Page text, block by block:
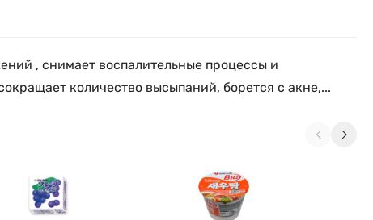
, снимает воспалительные процессы и
количество высыпаний, борется с акне,...